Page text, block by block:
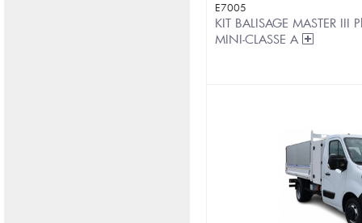
E7005
KIT BALISAGE MASTER III
MINI-CLASSE A